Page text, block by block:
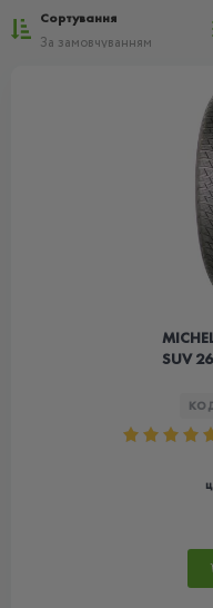
Сортування
SUV